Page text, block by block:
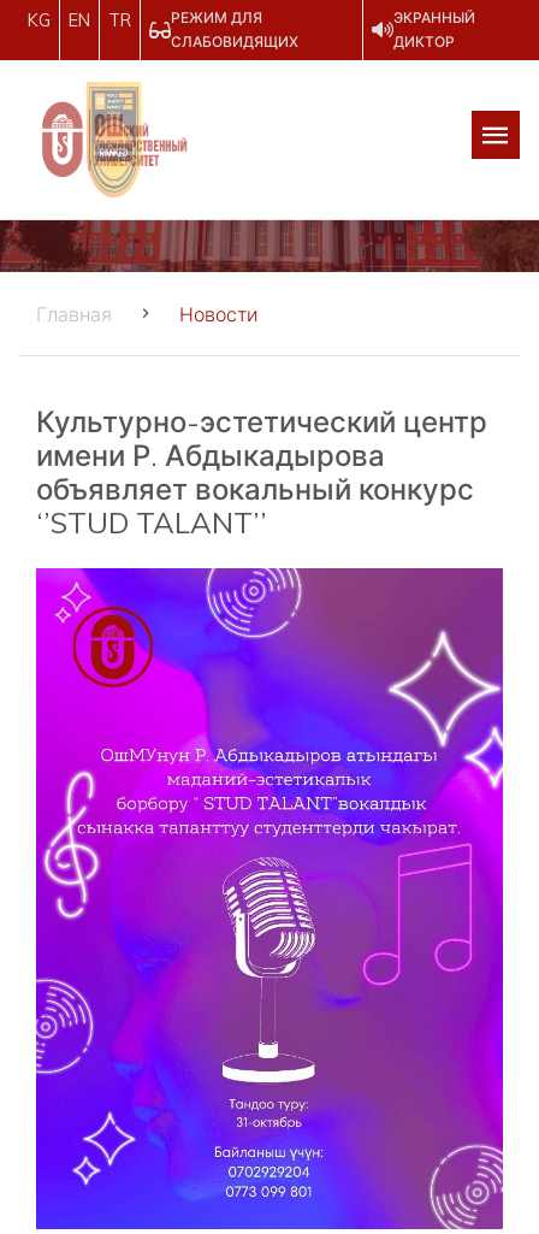
KG EN TR
РЕЖИМ ДЛЯ
СЛАБОВИДЯЩИХ
ЭКРАННЫЙ
ДИКТОР
Главная Новости
Культурно-эстетический центр
имени Р. Абдыкадырова
объявляет вокальный конкурс
‘’STUD TALANT’’